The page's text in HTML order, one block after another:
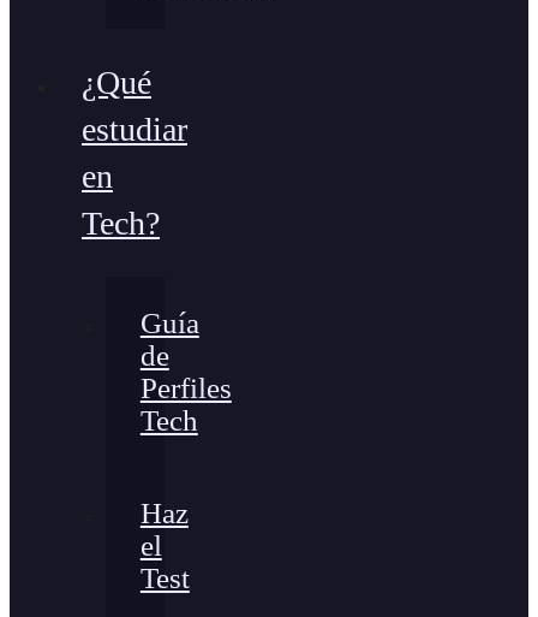
¿Qué
estudiar
en
Tech?
Guía
de
Perfiles
Tech
Haz
el
Test